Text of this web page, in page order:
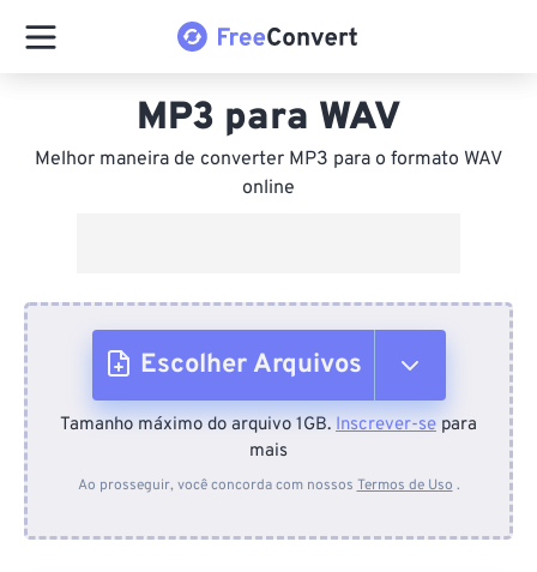
MP3 para WAV
Melhor maneira de converter MP3 para o formato WAV
online
Escolher Arquivos
Do dispositivo
Tamanho máximo do arquivo 1GB. Inscrever-se para
mais
Ao prosseguir, você concorda com nossos Termos de Uso .